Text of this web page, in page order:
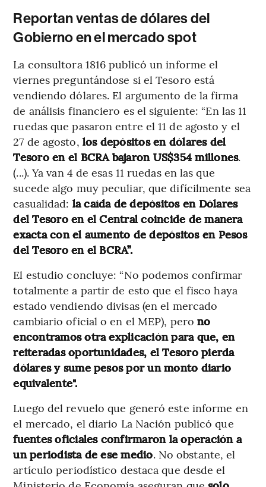
Reportan ventas de dólares del
Gobierno en el mercado spot
La consultora 1816 publicó un informe el
viernes preguntándose si el Tesoro está
vendiendo dólares. El argumento de la firma
de análisis financiero es el siguiente: “En las 11
ruedas que pasaron entre el 11 de agosto y el
27 de agosto, los depósitos en dólares del
Tesoro en el BCRA bajaron US$354 millones.
(...). Ya van 4 de esas 11 ruedas en las que
sucede algo muy peculiar, que difícilmente sea
casualidad: la caída de depósitos en Dólares
del Tesoro en el Central coincide de manera
exacta con el aumento de depósitos en Pesos
del Tesoro en el BCRA”.
El estudio concluye: “No podemos confirmar
totalmente a partir de esto que el fisco haya
estado vendiendo divisas (en el mercado
cambiario oficial o en el MEP), perono
encontramos otra explicación para que, en
reiteradas oportunidades, el Tesoro pierda
dólares y sume pesos por un monto diario
equivalente".
Luego del revuelo que generó este informe en
el mercado, el diario La Nación publicó que
fuentes oficiales confirmaron la operación a
un periodista de ese medio. No obstante, el
artículo periodístico destaca que desde el